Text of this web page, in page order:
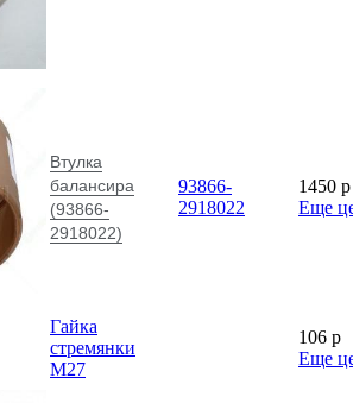
Втулка
балансира
(93866-
2918022)
93866-
2918022
1450 p
Еще
Гайка
стремянки
М27
106 p
Еще